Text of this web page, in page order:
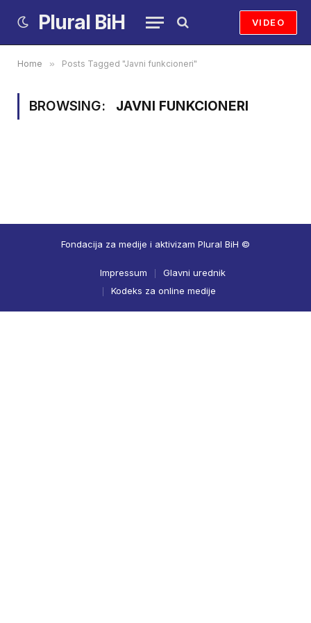
Plural BiH VIDEO
Home » Posts Tagged "Javni funkcioneri"
BROWSING: JAVNI FUNKCIONERI
Fondacija za medije i aktivizam Plural BiH ©
Impressum
Glavni urednik
Kodeks za online medije